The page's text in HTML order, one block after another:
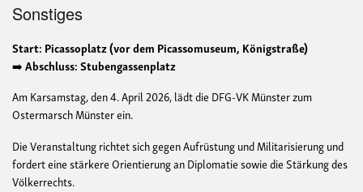
Sonstiges
Start: Picassoplatz (vor dem Picassomuseum, Königstraße)
➡️Abschluss: Stubengassenplatz
Am Karsamstag, den 4. April 2026, lädt die DFG-VK Münster zum
Ostermarsch Münster ein.
Die Veranstaltung richtet sich gegen Aufrüstung und Militarisierung und
fordert eine stärkere Orientierung an Diplomatie sowie die Stärkung des
Völkerrechts.